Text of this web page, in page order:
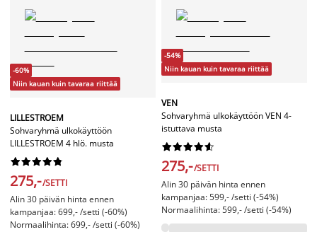
-60%
Niin kauan kuin tavaraa riittää
LILLESTROEM
Sohvaryhmä ulkokäyttöön
LILLESTROEM 4 hlö. musta






275,-/SETTI
Alin 30 päivän hinta ennen
kampanjaa: 699,- /setti (-60%)
Normaalihinta: 699,- /setti (-60%)
-54%
Niin kauan kuin tavaraa riittää
VEN
Sohvaryhmä ulkokäyttöön VEN 4-
istuttava musta






275,-/SETTI
Alin 30 päivän hinta ennen
kampanjaa: 599,- /setti (-54%)
Normaalihinta: 599,- /setti (-54%)